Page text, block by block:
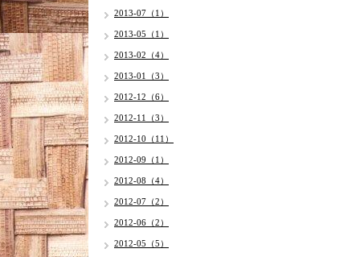
2013-07（1）
2013-05（1）
2013-02（4）
2013-01（3）
2012-12（6）
2012-11（3）
2012-10（11）
2012-09（1）
2012-08（4）
2012-07（2）
2012-06（2）
2012-05（5）